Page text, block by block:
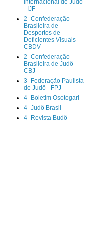
Internacional de Judô
- IJF
2- Confederação
Brasileira de
Desportos de
Deficientes Visuais -
CBDV
2- Confederação
Brasileira de Judô-
CBJ
3- Federação Paulista
de Judô - FPJ
4- Boletim Osotogari
4- Judô Brasil
4- Revista Budô